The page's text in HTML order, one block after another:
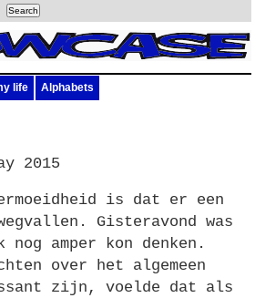
life Alphabets
2015
is dat er een
Gisteravond was
amper kon denken.
over het algemeen
zijn, voelde dat als